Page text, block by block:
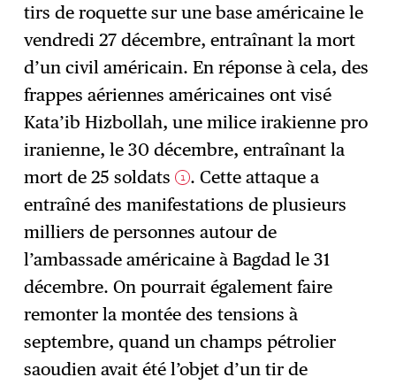
tirs de roquette sur une base américaine le
vendredi 27 décembre, entraînant la mort
d’un civil américain. En réponse à cela, des
frappes aériennes américaines ont visé
Kata’ib Hizbollah, une milice irakienne pro
iranienne, le 30 décembre, entraînant la
mort de 25 soldats 1 . Cette attaque a
entraîné des manifestations de plusieurs
milliers de personnes autour de
l’ambassade américaine à Bagdad le 31
décembre. On pourrait également faire
remonter la montée des tensions à
septembre, quand un champs pétrolier
saoudien avait été l’objet d’un tir de